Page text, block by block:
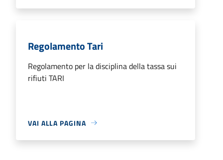
Regolamento Tari
Regolamento per la disciplina della tassa sui
rifiuti TARI
VAI ALLA PAGINA